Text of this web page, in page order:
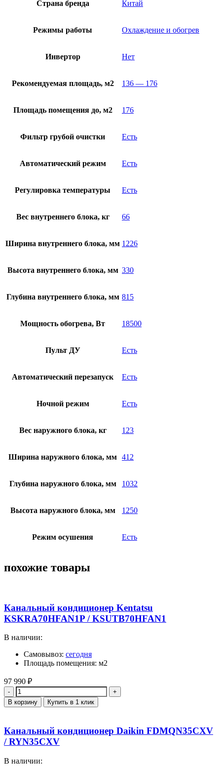
Страна бренда Китай
Режимы работы Охлаждение и обогрев
Инвертор Нет
Рекомендуемая площадь, м2 136 — 176
Площадь помещения до, м2 176
Фильтр грубой очистки Есть
Автоматический режим Есть
Регулировка температуры Есть
Вес внутреннего блока, кг 66
Ширина внутреннего блока, мм 1226
Высота внутреннего блока, мм 330
Глубина внутреннего блока, мм 815
Мощность обогрева, Вт 18500
Пульт ДУ Есть
Автоматический перезапуск Есть
Ночной режим Есть
Вес наружного блока, кг 123
Ширина наружного блока, мм 412
Глубина наружного блока, мм 1032
Высота наружного блока, мм 1250
Режим осушения Есть
похожие товары
Канальный кондиционер Kentatsu
KSKRA70HFAN1P / KSUTB70HFAN1
В наличии:
Самовывоз: сегодня
Площадь помещения: м2
97 990 ₽
Количество
В корзину Купить в 1 клик
Канальный кондиционер Daikin FDMQN35CXV
/ RYN35CXV
В наличии: